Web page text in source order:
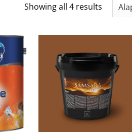
Showing all 4 results